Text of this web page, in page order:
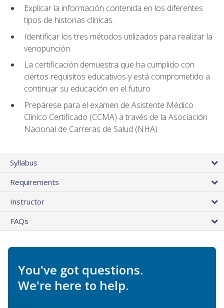
Explicar la información contenida en los diferentes
tipos de historias clínicas.
Identificar los tres métodos utilizados para realizar la
venopunción
La certificación demuestra que ha cumplido con
ciertos requisitos educativos y está comprometido a
continuar su educación en el futuro
Prepárese para el examen de Asistente Médico
Clínico Certificado (CCMA) a través de la Asociación
Nacional de Carreras de Salud (NHA)
Syllabus
Requirements
Instructor
FAQs
You've got questions.
We're here to help.